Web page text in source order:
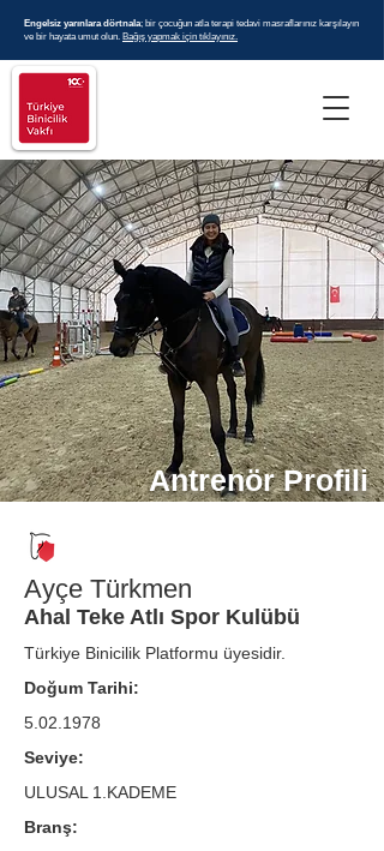
Engelsiz yarınlara dörtnala; bir çocuğun atla terapi tedavi masraflarınız karşılayın
ve bir hayata umut olun. Bağış yapmak için tıklayınız.
Antrenör Profili
Ayçe Türkmen
Ahal Teke Atlı Spor Kulübü
Türkiye Binicilik Platformu üyesidir.
Doğum Tarihi:
5.02.1978
Seviye:
ULUSAL 1.KADEME
Branş: